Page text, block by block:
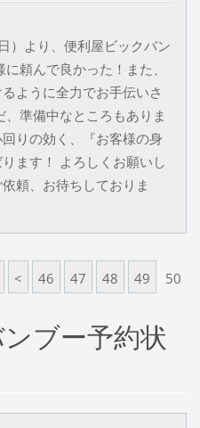
）より、便利屋ビックバン
頼んで良かった！また、
ように全力でお手伝いさ
準備中なところもありま
りの効く、『お客様の身
ます！ よろしくお願いし
頼、お待ちしておりま
< 46 47 48 49 50
ブー予約状